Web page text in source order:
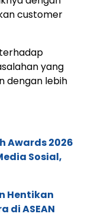
customer
yang
dengan lebih
Awards 2026
Sosial,
Hentikan
di ASEAN